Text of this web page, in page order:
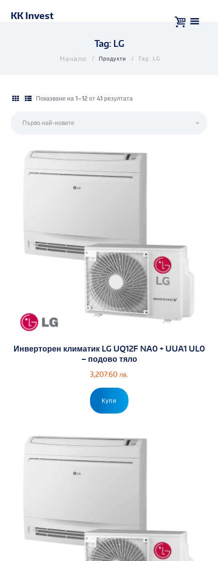
KK Invest
Tag: LG
Продукти Tag: LG
Показване на 1–12 от 41 резултата
Инверторен климатик LG UQ12F NA0 + UUA1 UL0
– подово тяло
3,207.60 лв.
Купи